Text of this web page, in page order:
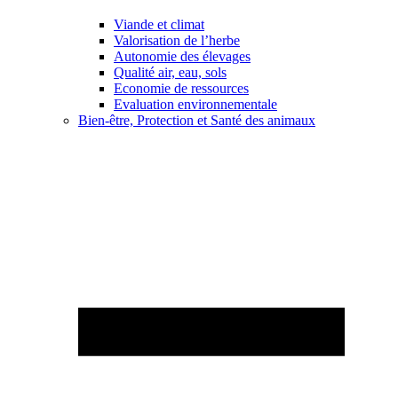
Viande et climat
Valorisation de l’herbe
Autonomie des élevages
Qualité air, eau, sols
Economie de ressources
Evaluation environnementale
Bien-être, Protection et Santé des animaux